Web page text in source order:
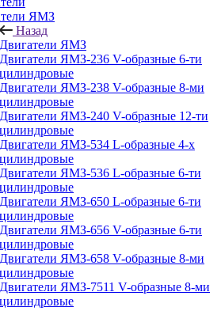
ЯМЗ
Назад
Двигатели ЯМЗ
Двигатели ЯМЗ-236 V-образные 6-ти
цилиндровые
Двигатели ЯМЗ-238 V-образные 8-ми
цилиндровые
Двигатели ЯМЗ-240 V-образные 12-ти
цилиндровые
Двигатели ЯМЗ-534 L-образные 4-х
цилиндровые
Двигатели ЯМЗ-536 L-образные 6-ти
цилиндровые
Двигатели ЯМЗ-650 L-образные 6-ти
цилиндровые
Двигатели ЯМЗ-656 V-образные 6-ти
цилиндровые
Двигатели ЯМЗ-658 V-образные 8-ми
цилиндровые
Двигатели ЯМЗ-7511 V-образные 8-ми
цилиндровые